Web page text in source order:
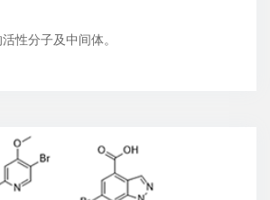
性分子及中间体。